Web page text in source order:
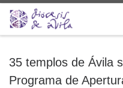
Saltar al contenido
35 templos de Ávila
Programa de